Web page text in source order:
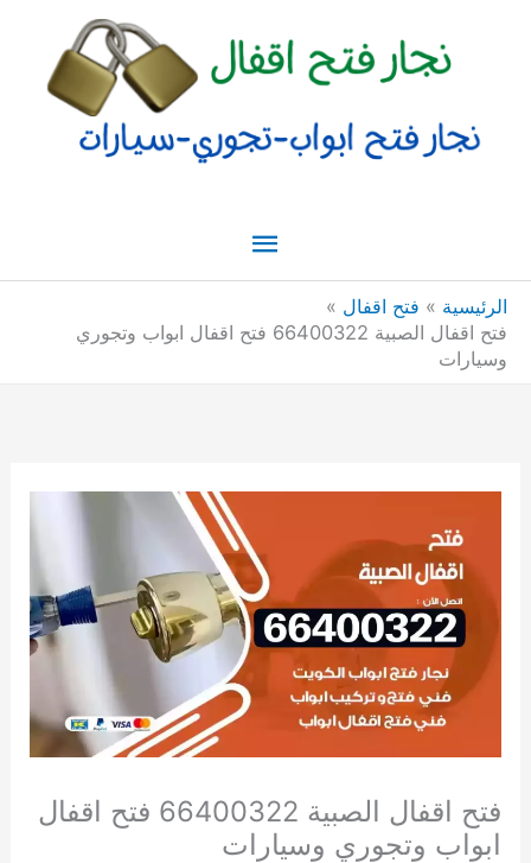
القائمة
الرئيسية
الرئيسية
فتح اقفال
فتح اقفال الصبية 66400322 فتح اقفال ابواب وتجوري
وسيارات
فتح اقفال الصبية 66400322 فتح اقفال
ابواب وتجوري وسيارات